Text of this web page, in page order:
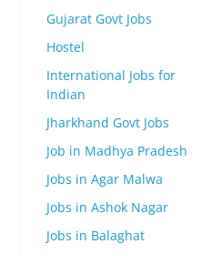
Gujarat Govt Jobs
Hostel
International Jobs for
Indian
Jharkhand Govt Jobs
Job in Madhya Pradesh
Jobs in Agar Malwa
Jobs in Ashok Nagar
Jobs in Balaghat